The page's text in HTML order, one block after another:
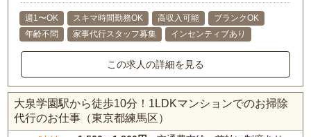
週1〜OK スキマ時間勤務OK 高収入可能
ブランクOK
年齢不問
家事代行スタッフ募集 インセンティブあり
この求人の詳細を見る
大泉学園駅から徒歩10分！1LDKマンションでのお掃除
代行のお仕事（東京都練馬区）